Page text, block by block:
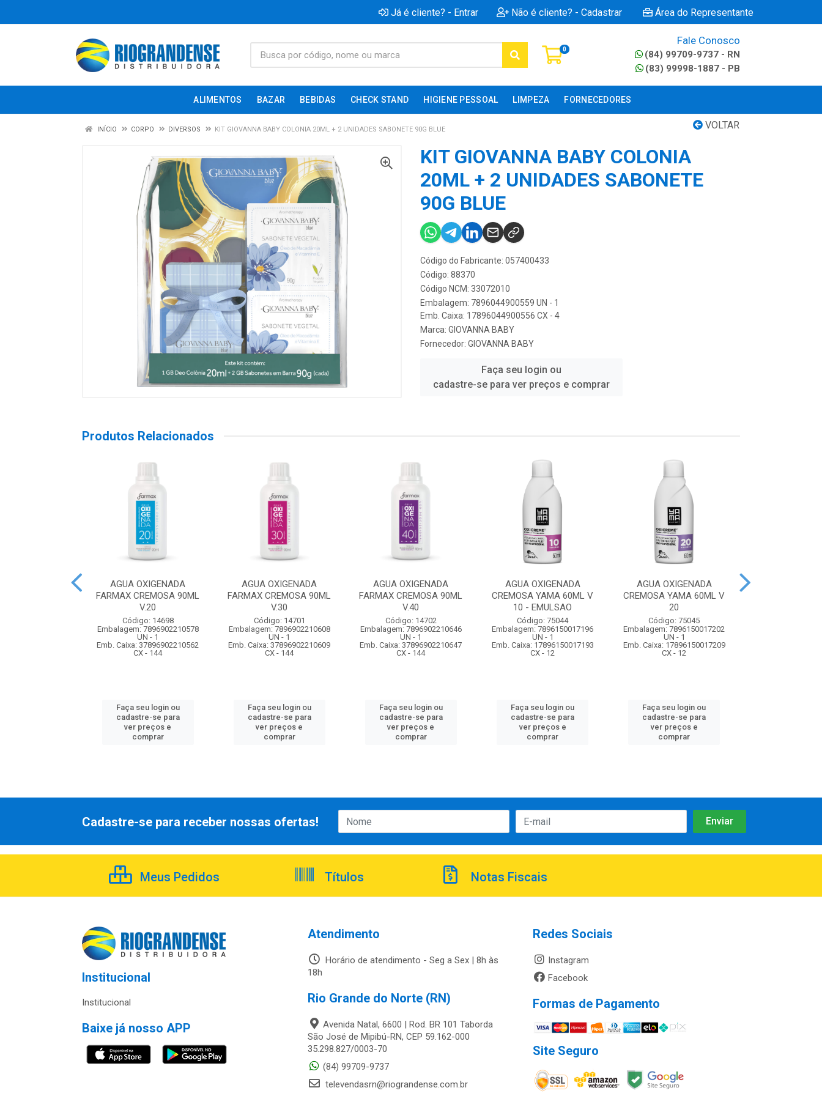
Já é cliente? - Entrar Não é cliente? - Cadastrar Área do Representante
0
Fale Conosco
(84) 99709-9737 - RN
(83) 99998-1887 - PB
ALIMENTOS BAZAR BEBIDAS CHECK STAND HIGIENE PESSOAL LIMPEZA FORNECEDORES
VOLTAR
INÍCIO CORPO DIVERSOS KIT GIOVANNA BABY COLONIA 20ML + 2 UNIDADES SABONETE 90G BLUE
KIT GIOVANNA BABY COLONIA
20ML + 2 UNIDADES SABONETE
90G BLUE
Código do Fabricante: 057400433
Código: 88370
Código NCM: 33072010
Embalagem: 7896044900559 UN - 1
Emb. Caixa: 17896044900556 CX - 4
Marca: GIOVANNA BABY
Fornecedor: GIOVANNA BABY
Faça seu login ou
cadastre-se para ver preços e comprar
Produtos Relacionados
AGUA OXIGENADA
FARMAX CREMOSA 90ML
V.20
Código: 14698
Embalagem: 7896902210578
UN - 1
Emb. Caixa: 37896902210562
CX - 144
Faça seu login ou
cadastre-se para
ver preços e
comprar
AGUA OXIGENADA
FARMAX CREMOSA 90ML
V.30
Código: 14701
Embalagem: 7896902210608
UN - 1
Emb. Caixa: 37896902210609
CX - 144
Faça seu login ou
cadastre-se para
ver preços e
comprar
AGUA OXIGENADA
FARMAX CREMOSA 90ML
V.40
Código: 14702
Embalagem: 7896902210646
UN - 1
Emb. Caixa: 37896902210647
CX - 144
Faça seu login ou
cadastre-se para
ver preços e
comprar
AGUA OXIGENADA
CREMOSA YAMA 60ML V
10 - EMULSAO
Código: 75044
Embalagem: 7896150017196
UN - 1
Emb. Caixa: 17896150017193
CX - 12
Faça seu login ou
cadastre-se para
ver preços e
comprar
AGUA OXIGENADA
CREMOSA YAMA 60ML V
20
Código: 75045
Embalagem: 7896150017202
UN - 1
Emb. Caixa: 17896150017209
CX - 12
Faça seu login ou
cadastre-se para
ver preços e
comprar
Cadastre-se para receber nossas ofertas!
Meus Pedidos Títulos Notas Fiscais
Institucional
Institucional
Baixe já nosso APP
Atendimento
Horário de atendimento - Seg a Sex | 8h às
18h
Rio Grande do Norte (RN)
Avenida Natal, 6600 | Rod. BR 101 Taborda
São José de Mipibú-RN, CEP 59.162-000
35.298.827/0003-70
(84) 99709-9737
televendasrn@riograndense.com.br
Redes Sociais
Instagram
Facebook
Formas de Pagamento
Site Seguro